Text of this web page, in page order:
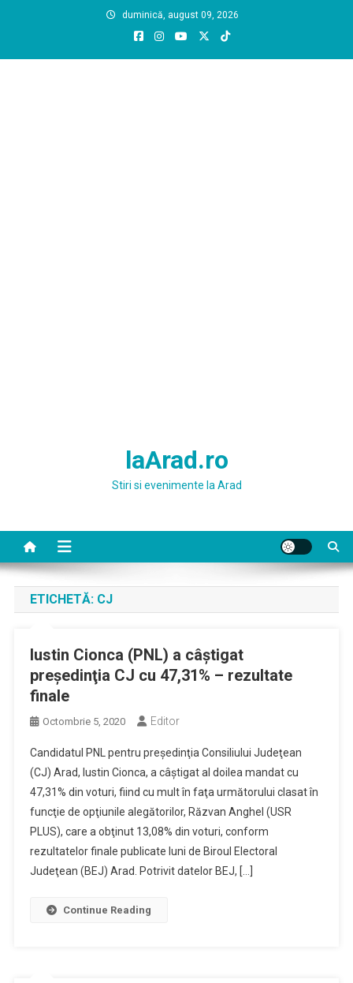
duminică, august 09, 2026
laArad.ro
Stiri si evenimente la Arad
ETICHETĂ: CJ
Iustin Cionca (PNL) a câştigat
preşedinţia CJ cu 47,31% – rezultate
finale
Octombrie 5, 2020 Editor
Candidatul PNL pentru preşedinţia Consiliului Judeţean
(CJ) Arad, Iustin Cionca, a câştigat al doilea mandat cu
47,31% din voturi, fiind cu mult în faţa următorului clasat în
funcţie de opţiunile alegătorilor, Răzvan Anghel (USR
PLUS), care a obţinut 13,08% din voturi, conform
rezultatelor finale publicate luni de Biroul Electoral
Judeţean (BEJ) Arad. Potrivit datelor BEJ, […]
Continue Reading